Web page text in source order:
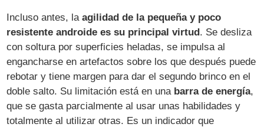
Incluso antes, laagilidad de la pequeña y poco
resistente androide es su principal virtud. Se desliza
con soltura por superficies heladas, se impulsa al
engancharse en artefactos sobre los que después puede
rebotar y tiene margen para dar el segundo brinco en el
doble salto. Su limitación está en una barra de energía,
que se gasta parcialmente al usar unas habilidades y
totalmente al utilizar otras. Es un indicador que